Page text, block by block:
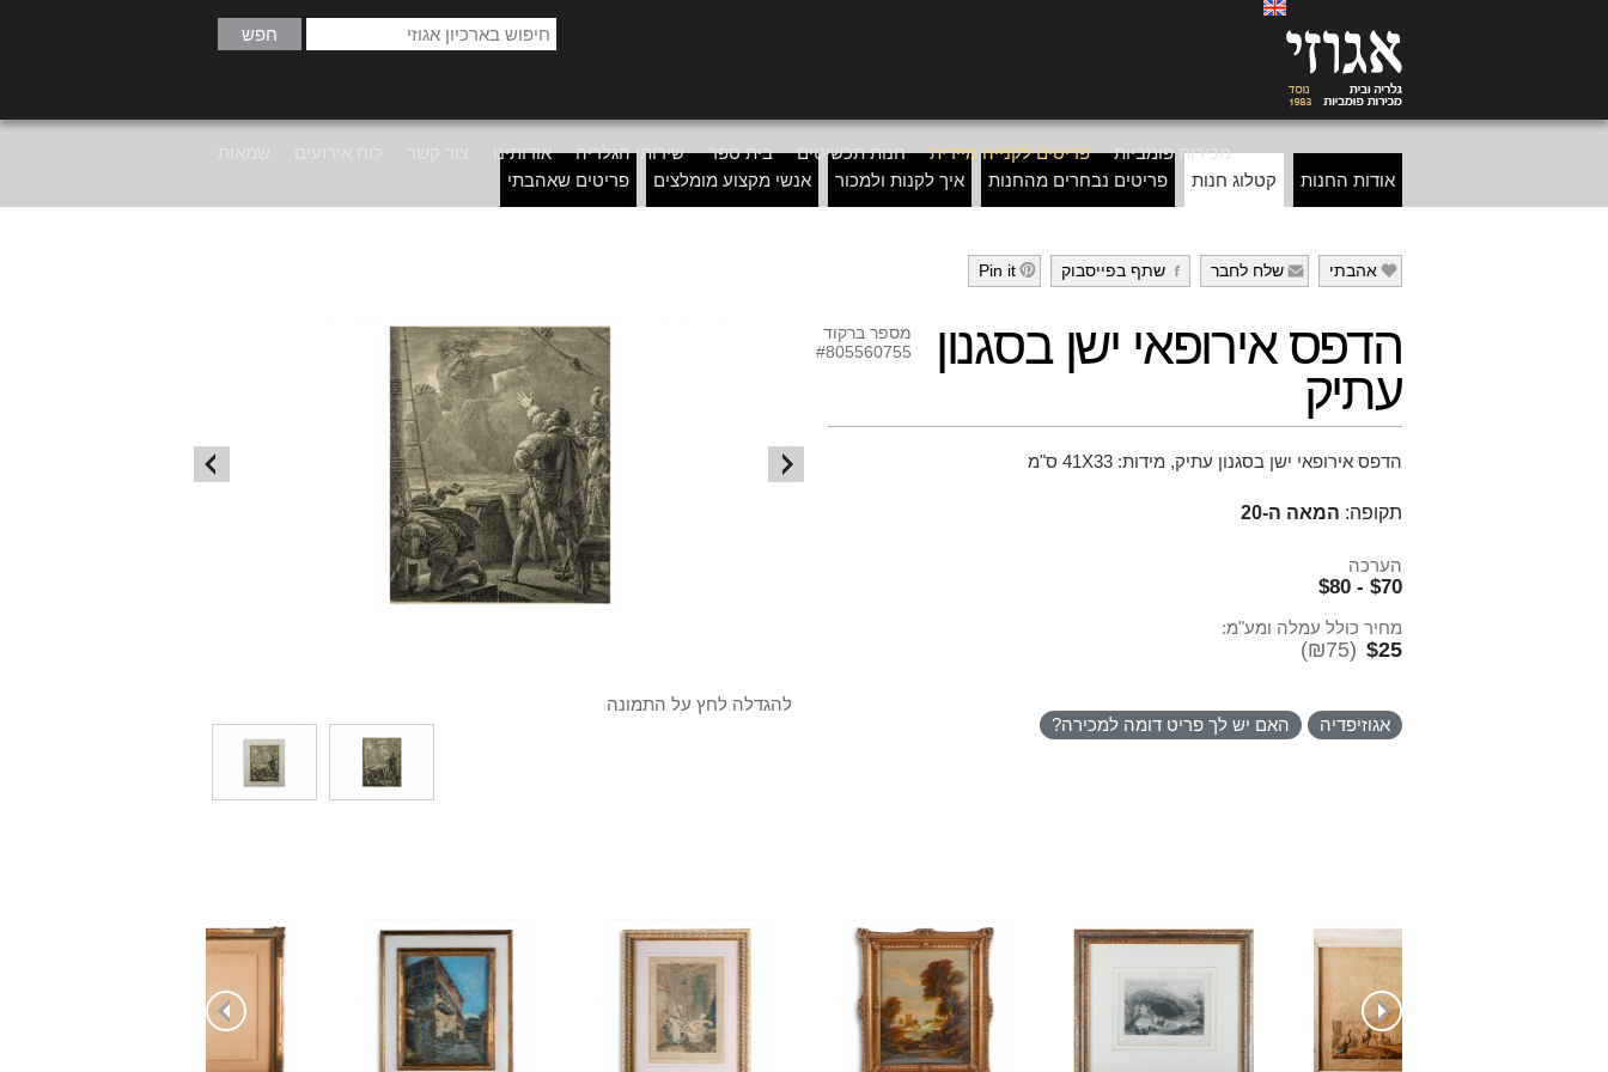
מכירות פומביות פריטים לקנייה מיידית חנות תכשיטים בית ספר שירותי הגלריה אודותינו
אודות החנות
קטלוג חנות פריטים נבחרים מהחנות איך לקנות ולמכור אנשי מקצוע מומלצים פריטים שאהבתי
e אהבתי f שלח לחבר g שתף בפייסבוק h
Pin it
הדפס אירופאי ישן בסגנון
עתיק
מספר ברקוד
#805560755
הדפס אירופאי ישן בסגנון עתיק, מידות: 41X33 ס"מ
תקופה: המאה ה-20
הערכה
$70 - $80
מחיר כולל עמלה ומע"מ:
$25
(₪75)
אגוזיפדיה האם יש לך פריט דומה למכירה?
להגדלה לחץ על התמונה